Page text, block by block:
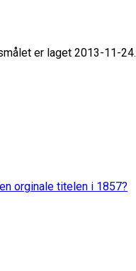
er laget 2013-11-24.
orginale titelen i 1857?